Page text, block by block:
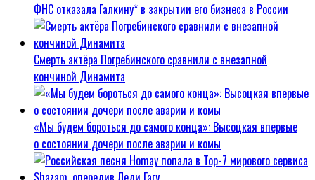
ФНС отказала Галкину* в закрытии его бизнеса в России
Смерть актёра Погребинского сравнили с внезапной
кончиной Динамита
«Мы будем бороться до самого конца»: Высоцкая впервые
о состоянии дочери после аварии и комы